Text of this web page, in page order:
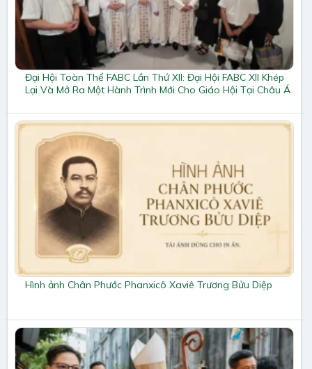
Đại Hội Toàn Thể FABC Lần Thứ XII: Đại Hội FABC XII Khép
Lại Và Mở Ra Một Hành Trình Mới Cho Giáo Hội Tại Châu Á
Hình ảnh Chân Phước Phanxicô Xaviê Trương Bửu Diệp